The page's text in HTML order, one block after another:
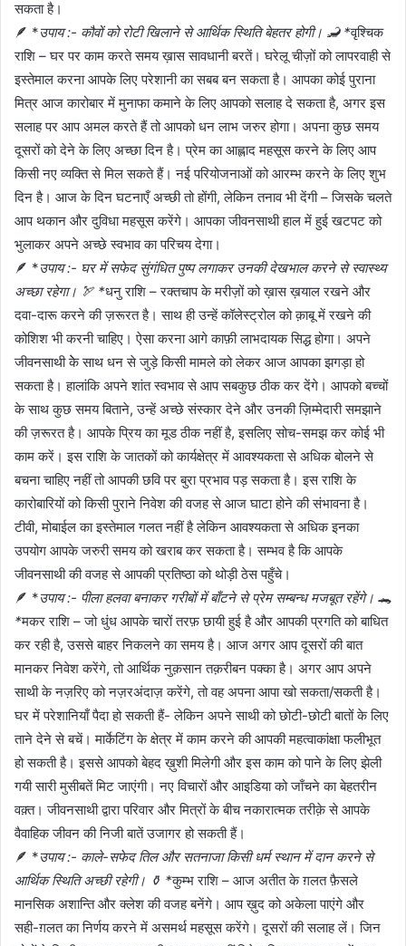
सकता है।
🪶 *उपाय :- कौवों को रोटी खिलाने से आर्थिक स्थिति बेहतर होगी। 🦂 *वृश्चिक
राशि – घर पर काम करते समय ख़ास सावधानी बरतें। घरेलू चीज़ों को लापरवाही से
इस्तेमाल करना आपके लिए परेशानी का सबब बन सकता है। आपका कोई पुराना
मित्र आज कारोबार में मुनाफा कमाने के लिए आपको सलाह दे सकता है, अगर इस
सलाह पर आप अमल करते हैं तो आपको धन लाभ जरुर होगा। अपना कुछ समय
दूसरों को देने के लिए अच्छा दिन है। प्रेम का आह्लाद महसूस करने के लिए आप
किसी नए व्यक्ति से मिल सकते हैं। नई परियोजनाओं को आरम्भ करने के लिए शुभ
दिन है। आज के दिन घटनाएँ अच्छी तो होंगी, लेकिन तनाव भी देंगी – जिसके चलते
आप थकान और दुविधा महसूस करेंगे। आपका जीवनसाथी हाल में हुई खटपट को
भुलाकर अपने अच्छे स्वभाव का परिचय देगा।
🪶 *उपाय :- घर में सफेद सुंगंधित पुष्प लगाकर उनकी देखभाल करने से स्वास्थ्य
अच्छा रहेगा। 🏹 *धनु राशि – रक्तचाप के मरीज़ों को ख़ास ख़याल रखने और
दवा-दारू करने की ज़रूरत है। साथ ही उन्हें कॉलेस्ट्रोल को क़ाबू में रखने की
कोशिश भी करनी चाहिए। ऐसा करना आगे काफ़ी लाभदायक सिद्ध होगा। अपने
जीवनसाथी केे साथ धन से जुड़े किसी मामले को लेकर आज आपका झगड़ा हो
सकता है। हालांकि अपने शांत स्वभाव से आप सबकुछ ठीक कर देंगे। आपको बच्चों
के साथ कुछ समय बिताने, उन्हें अच्छे संस्कार देने और उनकी ज़िम्मेदारी समझाने
की ज़रूरत है। आपके प्रिय का मूड ठीक नहीं है, इसलिए सोच-समझ कर कोई भी
काम करें। इस राशि के जातकों को कार्यक्षेत्र में आवश्यकता से अधिक बोलने से
बचना चाहिए नहीं तो आपकी छवि पर बुरा प्रभाव पड़ सकता है। इस राशि के
कारोबारियों को किसी पुराने निवेश की वजह से आज घाटा होने की संभावना है।
टीवी, मोबाईल का इस्तेमाल गलत नहीं है लेकिन आवश्यकता से अधिक इनका
उपयोग आपके जरुरी समय को खराब कर सकता है। सम्भव है कि आपके
जीवनसाथी की वजह से आपकी प्रतिष्ठा को थोड़ी ठेस पहुँचे।
🪶 *उपाय :- पीला हलवा बनाकर गरीबों में बाँटने से प्रेम सम्बन्ध मजबूत रहेंगे। 🐊
*मकर राशि – जो धुंध आपके चारों तरफ़ छायी हुई है और आपकी प्रगति को बाधित
कर रही है, उससे बाहर निकलने का समय है। आज अगर आप दूसरों की बात
मानकर निवेश करेंगे, तो आर्थिक नुक़सान तक़रीबन पक्का है। अगर आप अपने
साथी के नज़रिए को नज़रअंदाज़ करेंगे, तो वह अपना आपा खो सकता/सकती है।
घर में परेशानियाँ पैदा हो सकती हैं- लेकिन अपने साथी को छोटी-छोटी बातों के लिए
ताने देने से बचें। मार्केटिंग के क्षेत्र में काम करने की आपकी महत्वाकांक्षा फलीभूत
हो सकती है। इससे आपको बेहद ख़ुशी मिलेगी और इस काम को पाने के लिए झेली
गयी सारी मुसीबतें मिट जाएंगी। नए विचारों और आइडिया को जाँचने का बेहतरीन
वक़्त। जीवनसाथी द्वारा परिवार और मित्रों के बीच नकारात्मक तरीक़े से आपके
वैवाहिक जीवन की निजी बातें उजागर हो सकती हैं।
🪶 *उपाय :- काले-सफेद तिल और सतनाजा किसी धर्म स्थान में दान करने से
आर्थिक स्थिति अच्छी रहेगी। ⚱️ *कुम्भ राशि – आज अतीत के ग़लत फ़ैसले
मानसिक अशान्ति और क्लेश की वजह बनेंगे। आप ख़ुद को अकेला पाएंगे और
सही-ग़लत का निर्णय करने में असमर्थ महसूस करेंगे। दूसरों की सलाह लें। जिन